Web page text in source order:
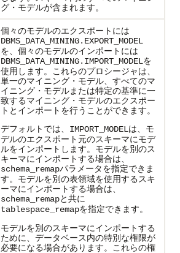
グ・モデルが含まれます。
個々のモデルのエクスポートには
DBMS_DATA_MINING.EXPORT_MODEL
を、個々のモデルのインポートには
DBMS_DATA_MINING.IMPORT_MODELを
使用します。これらのプロシージャは、
単一のマイニング・モデル、すべてのマ
イニング・モデルまたは特定の基準に一
致するマイニング・モデルのエクスポー
トとインポートを行うことができます。
デフォルトでは、
IMPORT_MODELは、モ
デルのエクスポート元のスキーマにモデ
ルをインポートします。モデルを別のス
キーマにインポートする場合は、
schema_remapパラメータを指定できま
す。モデルを別の表領域を使用するスキ
ーマにインポートする場合は、
schema_remapと共に
tablespace_remapを指定できます。
モデルを別のスキーマにインポートする
ために、データベース内の特別な権限が
必要になる場合があります。これらの権